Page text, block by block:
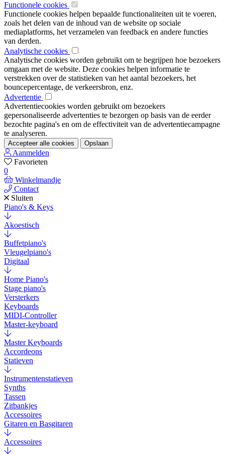
Functionele cookies
Functionele cookies helpen bepaalde functionaliteiten uit te voeren,
zoals het delen van de inhoud van de website op sociale
mediaplatforms, het verzamelen van feedback en andere functies
van derden.
Analytische cookies
Analytische cookies worden gebruikt om te begrijpen hoe bezoekers
omgaan met de website. Deze cookies helpen informatie te
verstrekken over de statistieken van het aantal bezoekers, het
bouncepercentage, de verkeersbron, enz.
Advertentie
Advertentiecookies worden gebruikt om bezoekers
gepersonaliseerde advertenties te bezorgen op basis van de eerder
bezochte pagina's en om de effectiviteit van de advertentiecampagne
te analyseren.
Accepteer alle cookies Opslaan
Aanmelden
Favorieten
0
Winkelmandje
Contact
Sluiten
Piano's & Keys
Akoestisch
Buffetpiano's
Vleugelpiano's
Digitaal
Home Piano's
Stage piano's
Versterkers
Keyboards
MIDI-Controller
Master-keyboard
Master Keyboards
Accordeons
Statieven
Instrumentenstatieven
Synths
Tassen
Zitbankjes
Accessoires
Gitaren en Basgitaren
Accessoires